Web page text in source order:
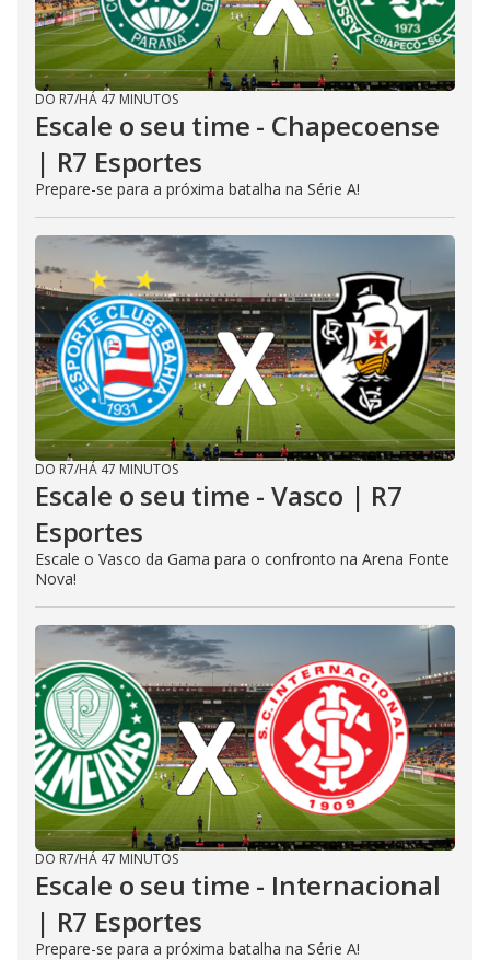
DO R7/HÁ 47 MINUTOS
Escale o seu time - Chapecoense
| R7 Esportes
Prepare-se para a próxima batalha na Série A!
DO R7/HÁ 47 MINUTOS
Escale o seu time - Vasco | R7
Esportes
Escale o Vasco da Gama para o confronto na Arena Fonte
Nova!
DO R7/HÁ 47 MINUTOS
Escale o seu time - Internacional
| R7 Esportes
Prepare-se para a próxima batalha na Série A!